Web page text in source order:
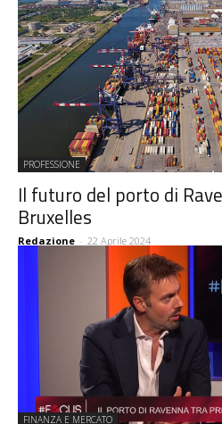
PROFESSIONE
Il futuro del porto di
Bruxelles
Redazione - 22 Aprile 2024
FINANZA E MERCATO